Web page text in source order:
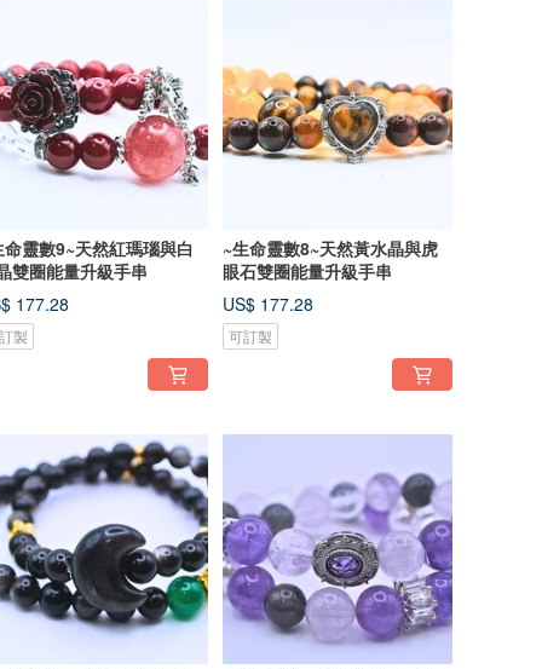
命靈數9~天然紅瑪瑙與白
雙圈能量升級手串
177.28
製
~生命靈數8~天然黃水晶與虎
眼石雙圈能量升級手串
US$ 177.28
可訂製